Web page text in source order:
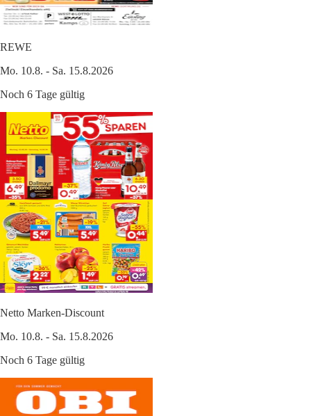
REWE
Mo. 10.8. - Sa. 15.8.2026
Noch 6 Tage gültig
Netto Marken-Discount
Mo. 10.8. - Sa. 15.8.2026
Noch 6 Tage gültig